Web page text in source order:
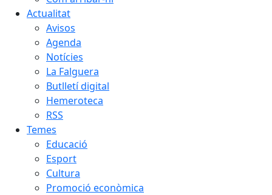
Actualitat
Avisos
Agenda
Notícies
La Falguera
Butlletí digital
Hemeroteca
RSS
Temes
Educació
Esport
Cultura
Promoció econòmica